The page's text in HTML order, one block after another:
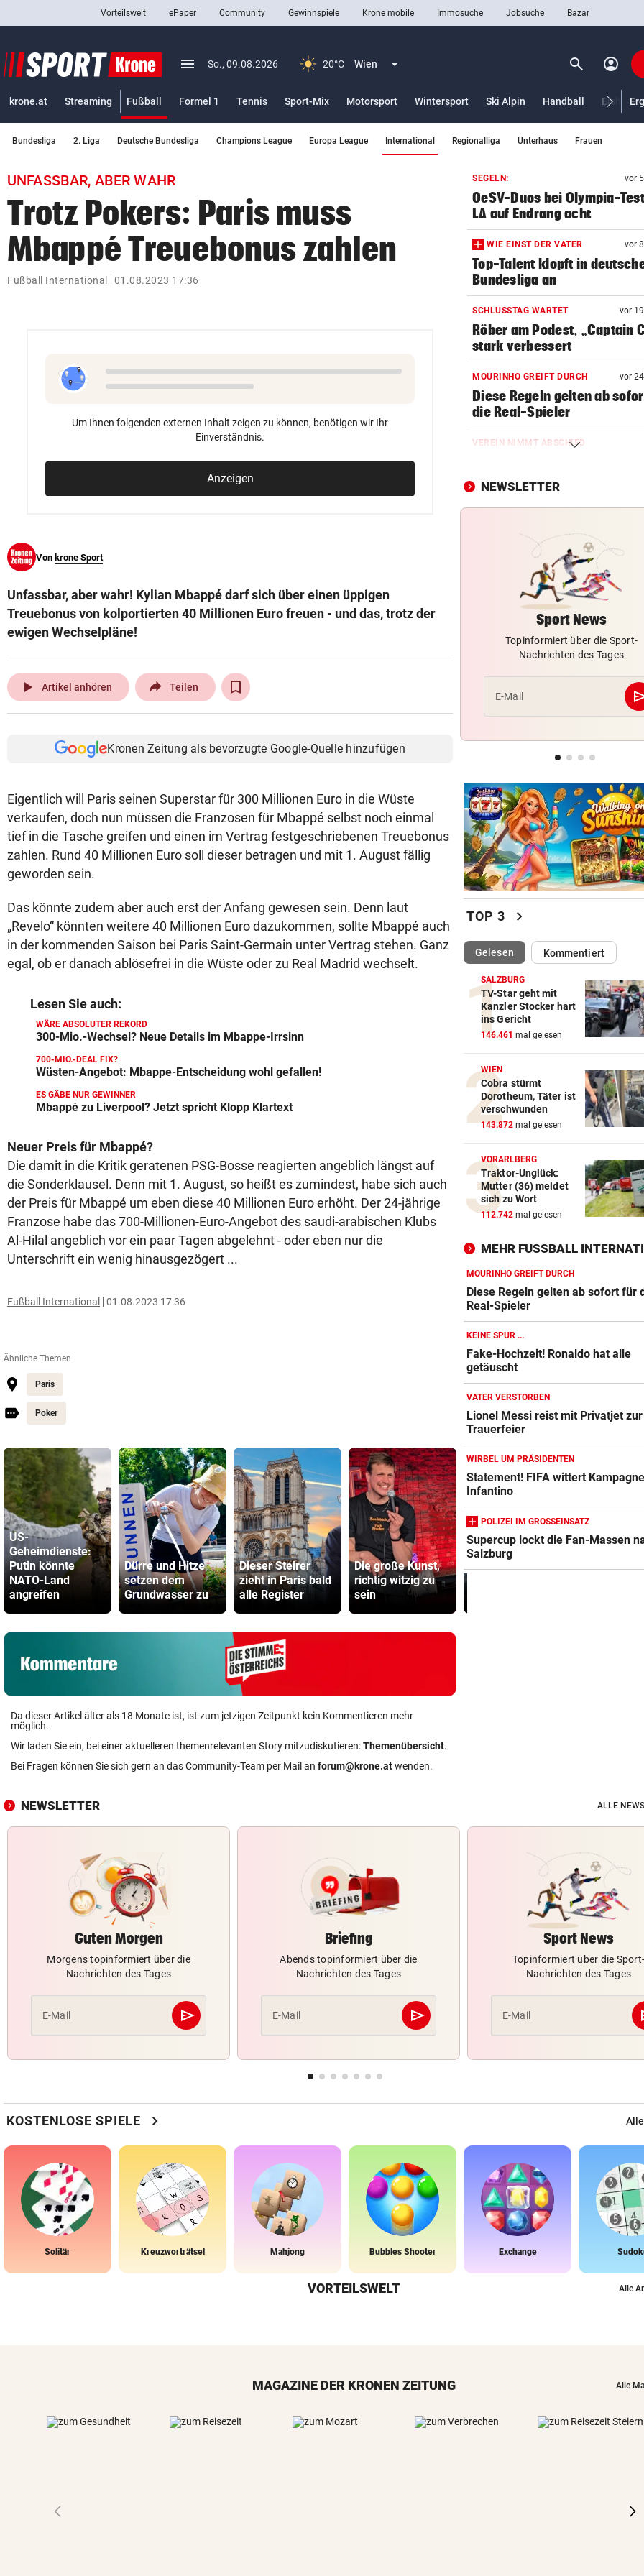
closeSchließen
Abonnieren
bookmark
search
Suchbegriff
eingeben
Vorteilswelt ePaper Community Gewinnspiele Krone mobile Immosuche Jobsuche Bazar
menu Menü aufklappen
So., 09.08.2026 20°C Wien Menü aufklappen search Suchen
account_circle
krone.at Streaming Fußball
Formel 1
Tennis Sport-Mix Motorsport Wintersport Ski Alpin Handball
Bundesliga 2. Liga Deutsche Bundesliga Champions League Europa League International Regionalliga Unterhaus Frauen
UNFASSBAR, ABER WAHR
Trotz Pokers: Paris muss
Mbappé Treuebonus zahlen
Fußball International 01.08.2023 17:36
Um Ihnen folgenden externen Inhalt zeigen zu können, benötigen wir Ihr
Einverständnis.
Anzeigen
Von krone Sport
Unfassbar, aber wahr! Kylian Mbappé darf sich über einen üppigen
Treuebonus von kolportierten 40 Millionen Euro freuen - und das, trotz der
ewigen Wechselpläne!
play_arrow Artikel anhören Teilen
Kronen Zeitung als bevorzugte Google-Quelle hinzufügen
Eigentlich will Paris seinen Superstar für 300 Millionen Euro in die Wüste
verkaufen, doch nun müssen die Franzosen für Mbappé selbst noch einmal
tief in die Tasche greifen und einen im Vertrag festgeschriebenen Treuebonus
zahlen. Rund 40 Millionen Euro soll dieser betragen und mit 1. August fällig
geworden sein.
Das könnte zudem aber auch erst der Anfang gewesen sein. Denn laut
„Revelo“ könnten weitere 40 Millionen Euro dazukommen, sollte Mbappé auch
in der kommenden Saison bei Paris Saint-Germain unter Vertrag stehen. Ganz
egal, ob er danach ablösefrei in die Wüste oder zu Real Madrid wechselt.
Lesen Sie auch:
WÄRE ABSOLUTER REKORD
300-Mio.-Wechsel? Neue Details im Mbappe-Irrsinn
700-MIO.-DEAL FIX?
Wüsten-Angebot: Mbappe-Entscheidung wohl gefallen!
ES GÄBE NUR GEWINNER
Mbappé zu Liverpool? Jetzt spricht Klopp Klartext
Neuer Preis für Mbappé?
Die damit in die Kritik geratenen PSG-Bosse reagierten angeblich längst auf
die Sonderklausel. Denn mit 1. August, so heißt es zumindest, habe sich auch
der Preis für Mbappé um eben diese 40 Millionen Euro erhöht. Der 24-jährige
Franzose habe das 700-Millionen-Euro-Angebot des saudi-arabischen Klubs
Al-Hilal angeblich vor ein paar Tagen abgelehnt - oder eben nur die
Unterschrift ein wenig hinausgezögert ...
Fußball International 01.08.2023 17:36
Ähnliche Themen
Paris
Poker
US-
Geheimdienste:
Putin könnte
NATO-Land
angreifen
Dürre und Hitze
setzen dem
Grundwasser zu
Dieser Steirer
zieht in Paris bald
alle Register
Die große Kunst,
richtig witzig zu
sein
OeSV-Duos bei
Olympia-Test vor
noch
Da dieser Artikel älter als 18 Monate ist, ist zum jetzigen Zeitpunkt kein Kommentieren mehr
möglich.
Wir laden Sie ein, bei einer aktuelleren themenrelevanten Story mitzudiskutieren:Themenübersicht.
Bei Fragen können Sie sich gern an das Community-Team per Mail an forum@krone.atwenden.
SEGELN: vor
OeSV-Duos bei Olympia-
LA auf Endrang acht
WIE EINST DER VATER vor
Top-Talent klopft in
Bundesliga an
SCHLUSSTAG WARTET vor
Röber am Podest, „Captain
stark verbessert
MOURINHO GREIFT DURCH vor
Diese Regeln gelten ab
die Real-Spieler
VEREIN NIMMT ABSCHIED
19-Jährigen
POLIN SCHIMPFT
de France Femmes
KEINE SPUR ...
Fake-Hochzeit! Ronaldo hat
getäuscht
VATER VERSTORBEN
Lionel Messi reist mit
Trauerfeier
gegen Infantino
„Ich bin immer noch der
geblieben“
NEWSLETTER
Sport News
Topinformiert über die Sport-
Nachrichten des Tages
E-Mail
TOP 3 chevron_right
Gelesen(ausgewählt)Kommentiert
SALZBURG
TV-Star geht mit
Kanzler Stocker hart
ins Gericht
146.461 mal gelesen
WIEN
Cobra stürmt
Dorotheum, Täter ist
verschwunden
143.872 mal gelesen
VORARLBERG
Traktor-Unglück:
Mutter (36) meldet
sich zu Wort
112.742 mal gelesen
MEHR FUSSBALL
MOURINHO GREIFT DURCH
Diese Regeln gelten ab sofort für
Real-Spieler
KEINE SPUR ...
Fake-Hochzeit! Ronaldo hat alle
getäuscht
VATER VERSTORBEN
Lionel Messi reist mit Privatjet zur
Trauerfeier
WIRBEL UM PRÄSIDENTEN
Statement! FIFA wittert
Infantino
POLIZEI IM GROSSEINSATZ
Supercup lockt die Fan-Massen
Salzburg
NEWSLETTER ALLE
Guten Morgen
Morgens topinformiert über die
Nachrichten des Tages
E-Mail send
Abschicken
Briefing
Abends topinformiert über die
Nachrichten des Tages
E-Mail send
Abschicken
Sport News
Topinformiert über die
Nachrichten des Tages
E-Mail
KOSTENLOSE SPIELE chevron_right
Solitär Kreuzworträtsel Mahjong Bubbles Shooter Exchange
VORTEILSWELT Alle
MAGAZINE DER KRONEN ZEITUNG Alle